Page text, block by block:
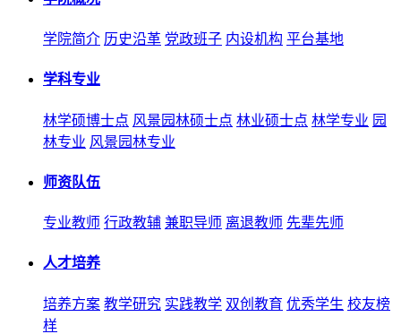
学院简介 历史沿革 党政班子 内设机构 平台基地
学科专业
林学硕博士点 风景园林硕士点 林业硕士点 林学专业 园
林专业 风景园林专业
师资队伍
专业教师 行政教辅 兼职导师 离退教师 先辈先师
人才培养
培养方案 教学研究 实践教学 双创教育 优秀学生 校友榜
样